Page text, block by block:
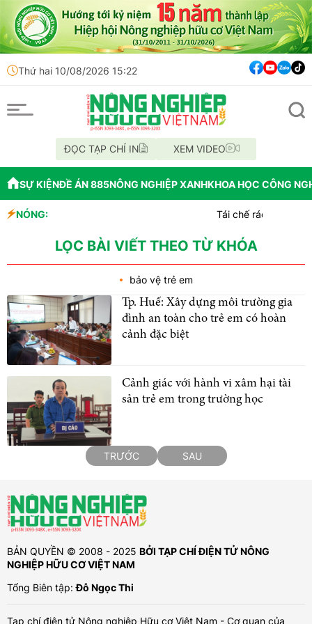
Thứ hai 10/08/2026 15:22
ĐỌC TẠP CHÍ IN XEM VIDEO
SỰ KIỆNĐỀ ÁN 885NÔNG NGHIỆP XANHKHOA HỌC CÔNG
NÓNG:
Tái chế rác thực
Sức sống kỳ diệu
LỌC BÀI VIẾT THEO TỪ KHÓA
bảo vệ trẻ em
Tp. Huế: Xây dựng môi trường gia
đình an toàn cho trẻ em có hoàn
cảnh đặc biệt
Cảnh giác với hành vi xâm hại tài
sản trẻ em trong trường học
TRƯỚC SAU
BẢN QUYỀN © 2008 - 2025 BỞI TẠP CHÍ ĐIỆN TỬ NÔNG
NGHIỆP HỮU CƠ VIỆT NAM
Tổng Biên tập:Đỗ Ngọc Thi
Tạp chí điện tử Nông nghiệp Hữu cơ Việt Nam - Cơ quan của